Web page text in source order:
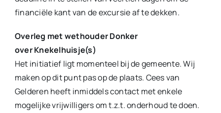
financiële kant van de excursie af te dekken.
Overleg met wethouder Donker
over Knekelhuisje(s)
Het initiatief ligt momenteel bij de gemeente. Wij
maken op dit punt pas op de plaats. Cees van
Gelderen heeft inmiddels contact met enkele
mogelijke vrijwilligers om t.z.t. onderhoud te doen.